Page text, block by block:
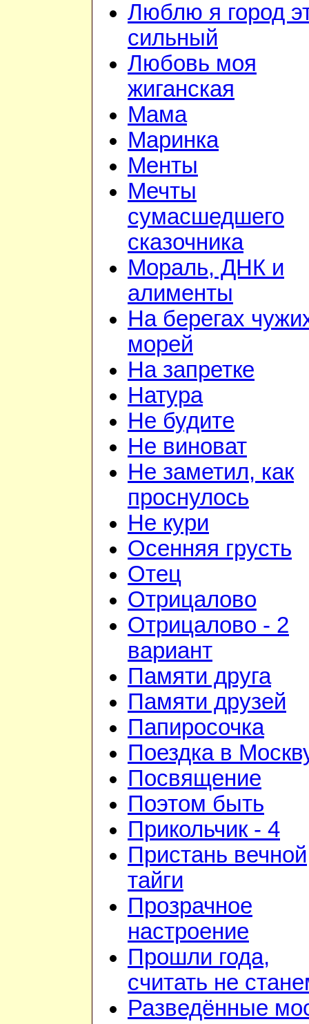
Люблю я город
сильный
Любовь моя
жиганская
Мама
Маринка
Менты
Мечты
сумасшедшего
сказочника
Мораль, ДНК и
алименты
На берегах
морей
На запретке
Натура
Не будите
Не виноват
Не заметил, как
проснулось
Не кури
Осенняя грусть
Отец
Отрицалово
Отрицалово - 2
вариант
Памяти друга
Памяти друзей
Папиросочка
Поездка в
Посвящение
Поэтом быть
Прикольчик - 4
Пристань вечной
тайги
Прозрачное
настроение
Прошли года,
считать не
Разведённые